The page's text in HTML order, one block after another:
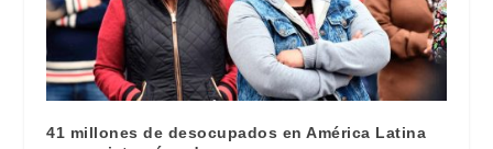
41 millones de desocupados en América Latina